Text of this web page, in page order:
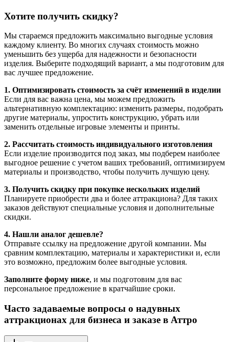
Хотите получить скидку?
Мы стараемся предложить максимально выгодные условия
каждому клиенту. Во многих случаях стоимость можно
уменьшить без ущерба для надежности и безопасности
изделия. Выберите подходящий вариант, а мы подготовим для
вас лучшее предложение.
1. Оптимизировать стоимость за счёт изменений в изделии
Если для вас важна цена, мы можем предложить
альтернативную комплектацию: изменить размеры, подобрать
другие материалы, упростить конструкцию, убрать или
заменить отдельные игровые элементы и принты.
2. Рассчитать стоимость индивидуального изготовления
Если изделие производится под заказ, мы подберем наиболее
выгодное решение с учетом ваших требований, оптимизируем
материалы и производство, чтобы получить лучшую цену.
3. Получить скидку при покупке нескольких изделий
Планируете приобрести два и более аттракциона? Для таких
заказов действуют специальные условия и дополнительные
скидки.
4. Нашли аналог дешевле?
Отправьте ссылку на предложение другой компании. Мы
сравним комплектацию, материалы и характеристики и, если
это возможно, предложим более выгодные условия.
Заполните форму ниже, и мы подготовим для вас
персональное предложение в кратчайшие сроки.
Часто задаваемые вопросы о надувных
аттракционах для бизнеса и заказе в Аттро